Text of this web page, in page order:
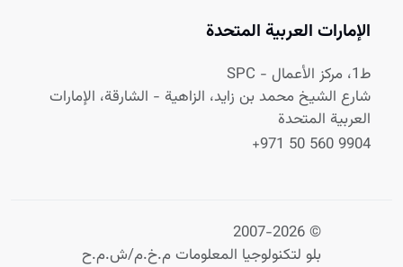
الإمارات العربية المتحدة
ط1، مركز الأعمال - SPC
شارع الشيخ محمد بن زايد، الزاهية - الشارقة، الإمارات
العربية المتحدة
+971 50 560 9904
© 2007-2026
بلو لتكنولوجيا المعلومات م.خ.م/ش.م.ح